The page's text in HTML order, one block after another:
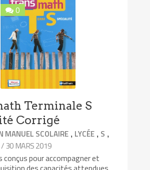
0
Terminale S
Corrigé
MANUEL SCOLAIRE , LYCÉE , S ,
/ 30 MARS 2019
conçus pour accompagner et